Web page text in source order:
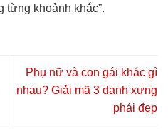
từng khoảnh khắc”.
Phụ nữ và con gái khác gì
nhau? Giải mã 3 danh xưng
phái đẹp